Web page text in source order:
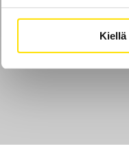
Kiellä
Etusivu